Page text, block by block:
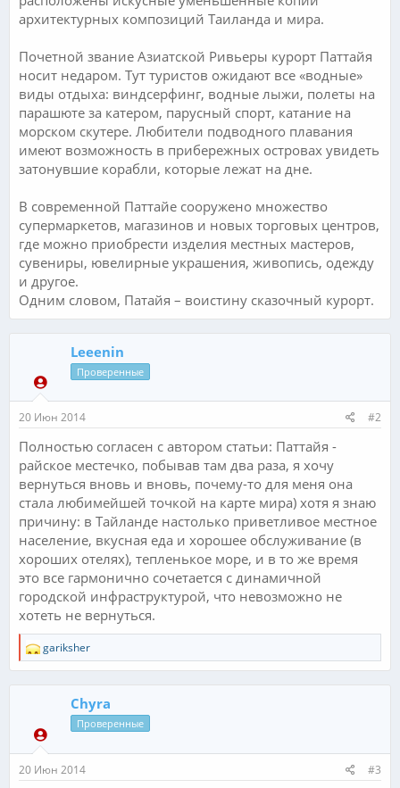
архитектурных композиций Таиланда и мира.
Почетной звание Азиатской Ривьеры курорт Паттайя
носит недаром. Тут туристов ожидают все «водные»
виды отдыха: виндсерфинг, водные лыжи, полеты на
парашюте за катером, парусный спорт, катание на
морском скутере. Любители подводного плавания
имеют возможность в прибережных островах увидеть
затонувшие корабли, которые лежат на дне.
В современной Паттайе сооружено множество
супермаркетов, магазинов и новых торговых центров,
где можно приобрести изделия местных мастеров,
сувениры, ювелирные украшения, живопись, одежду
и другое.
Одним словом, Патайя – воистину сказочный курорт.
Leeenin
Проверенные
20 Июн 2014 #2
Полностью согласен с автором статьи: Паттайя -
райское местечко, побывав там два раза, я хочу
вернуться вновь и вновь, почему-то для меня она
стала любимейшей точкой на карте мира) хотя я знаю
причину: в Тайланде настолько приветливое местное
население, вкусная еда и хорошее обслуживание (в
хороших отелях), тепленькое море, и в то же время
это все гармонично сочетается с динамичной
городской инфраструктурой, что невозможно не
хотеть не вернуться.
Р
е
а
к
и
:
gariksher
Chyra
Проверенные
20 Июн 2014 #3